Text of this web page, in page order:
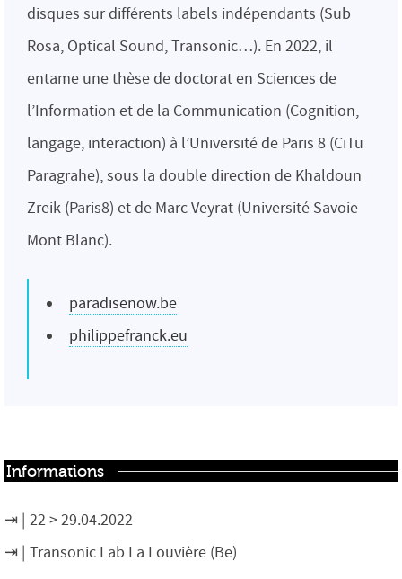
disques sur différents labels indépendants (Sub
Rosa, Optical Sound, Transonic…). En 2022, il
entame une thèse de doctorat en Sciences de
l’Information et de la Communication (Cognition,
langage, interaction) à l’Université de Paris 8 (CiTu
Paragrahe), sous la double direction de Khaldoun
Zreik (Paris8) et de Marc Veyrat (Université Savoie
Mont Blanc).
paradisenow.be
philippefranck.eu
Informations
22 > 29.04.2022
Transonic Lab La Louvière (Be)